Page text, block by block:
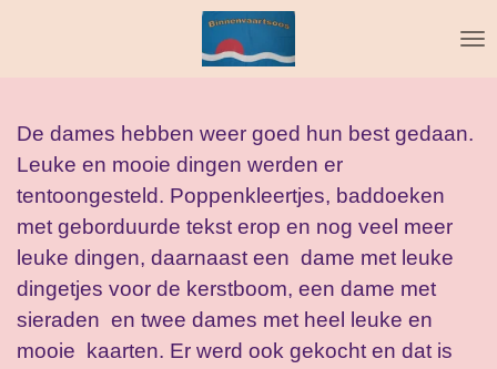
De dames hebben weer goed hun best gedaan.
Leuke en mooie dingen werden er
tentoongesteld. Poppenkleertjes, baddoeken
met geborduurde tekst erop en nog veel meer
leuke dingen, daarnaast een dame met leuke
dingetjes voor de kerstboom, een dame met
sieraden en twee dames met heel leuke en
mooie kaarten. Er werd ook gekocht en dat is